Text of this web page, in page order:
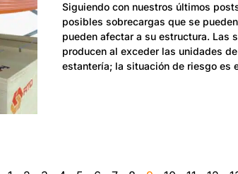
Siguiendo con nuestros últimos
posibles sobrecargas que se
pueden afectar a su estructura. Las
producen al exceder las unidades
estantería; la situación de riesgo es